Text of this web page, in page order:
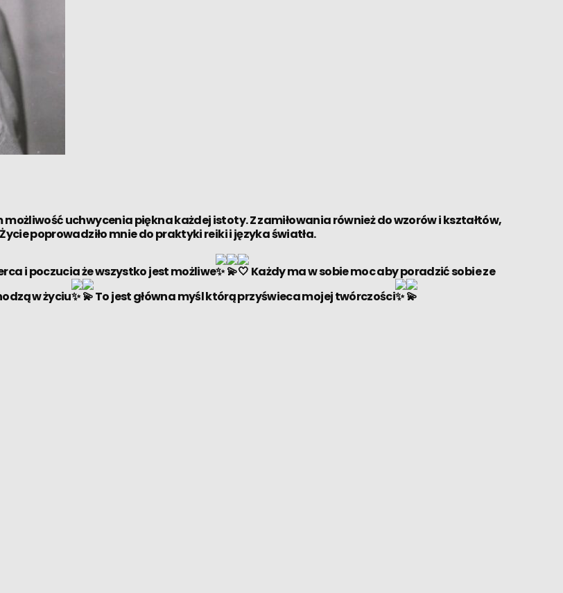
uchwycenia piękna każdej istoty. Z zamiłowania również do wzorów i kształtów,
poprowadziło mnie do praktyki reiki i języka światła.
i poczucia że wszystko jest możliwe
Każdy ma w sobie moc aby poradzić sobie ze
w życiu
To jest główna myśl którą przyświeca mojej twórczości